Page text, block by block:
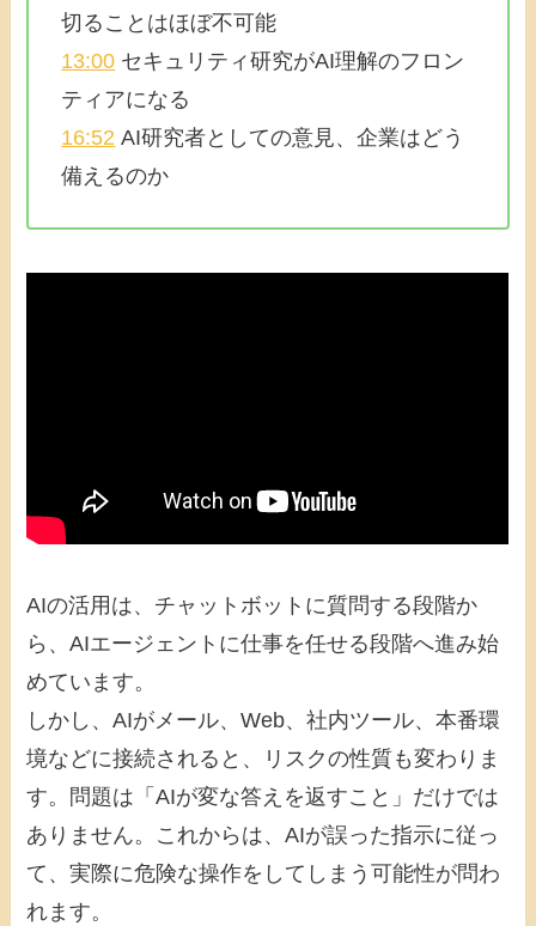
切ることはほぼ不可能
13:00 セキュリティ研究がAI理解のフロン
ティアになる
16:52 AI研究者としての意見、企業はどう
備えるのか
AIの活用は、チャットボットに質問する段階か
ら、AIエージェントに仕事を任せる段階へ進み始
めています。
しかし、AIがメール、Web、社内ツール、本番環
境などに接続されると、リスクの性質も変わりま
す。問題は「AIが変な答えを返すこと」だけでは
ありません。これからは、AIが誤った指示に従っ
て、実際に危険な操作をしてしまう可能性が問わ
れます。